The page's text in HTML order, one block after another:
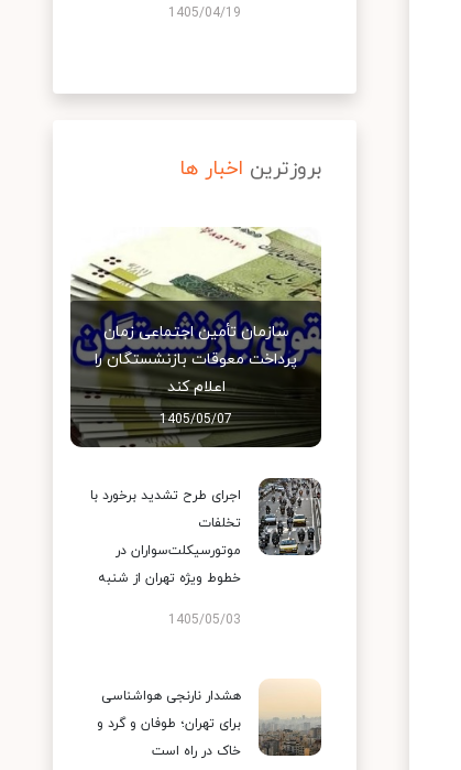
1405/04/19
بروزترین اخبار ها
سازمان تأمین اجتماعی زمان
پرداخت معوقات بازنشستگان را
اعلام کند
1405/05/07
اجرای طرح تشدید برخورد با
تخلفات
موتورسیکلت‌سواران در
خطوط ویژه تهران از شنبه
1405/05/03
هشدار نارنجی هواشناسی
برای تهران؛ طوفان و گرد و
خاک در راه است